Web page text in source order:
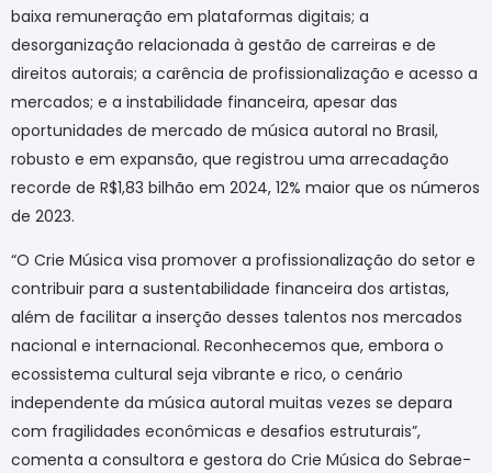
baixa remuneração em plataformas digitais; a
desorganização relacionada à gestão de carreiras e de
direitos autorais; a carência de profissionalização e acesso a
mercados; e a instabilidade financeira, apesar das
oportunidades de mercado de música autoral no Brasil,
robusto e em expansão, que registrou uma arrecadação
recorde de R$1,83 bilhão em 2024, 12% maior que os números
de 2023.
“O Crie Música visa promover a profissionalização do setor e
contribuir para a sustentabilidade financeira dos artistas,
além de facilitar a inserção desses talentos nos mercados
nacional e internacional. Reconhecemos que, embora o
ecossistema cultural seja vibrante e rico, o cenário
independente da música autoral muitas vezes se depara
com fragilidades econômicas e desafios estruturais”,
comenta a consultora e gestora do Crie Música do Sebrae-